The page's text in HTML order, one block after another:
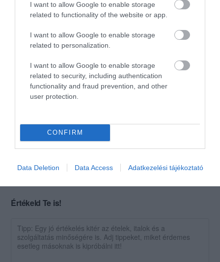
I want to allow Google to enable storage
related to functionality of the website or app.
I want to allow Google to enable storage
related to personalization.
I want to allow Google to enable storage
related to security, including authentication
functionality and fraud prevention, and other
user protection.
CONFIRM
Data Deletion Data Access Adatkezelési tájékoztató
ajánlani tudom mindenkinek!
Pintér Tünde
Mindennel nagyon meg
voltunk elégedve, ebédre, és
vacsorára is foglaltunk asztalt,
nagyon kiadós és finom volt.
köszönjük
Jelentés
Értékeld Te is!